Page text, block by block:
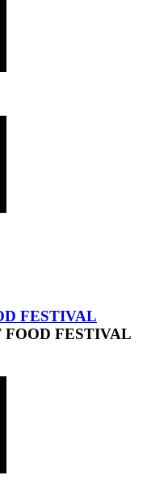
FESTIVAL
FOOD FESTIVAL